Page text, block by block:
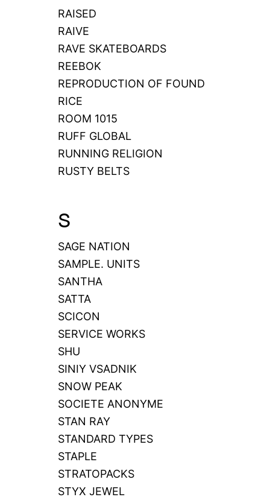
RAISED
RAIVE
RAVE SKATEBOARDS
REEBOK
REPRODUCTION OF FOUND
RICE
ROOM 1015
RUFF GLOBAL
RUNNING RELIGION
RUSTY BELTS
S
SAGE NATION
SAMPLE. UNITS
SANTHA
SATTA
SCICON
SERVICE WORKS
SHU
SINIY VSADNIK
SNOW PEAK
SOCIETE ANONYME
STAN RAY
STANDARD TYPES
STAPLE
STRATOPACKS
STYX JEWEL